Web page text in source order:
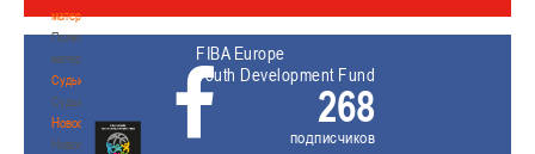
материалы
Полезные
материалы
Судьи
Судьи
Новости
Новости
FIBA Europe
Youth Development Fund
268
подписчиков